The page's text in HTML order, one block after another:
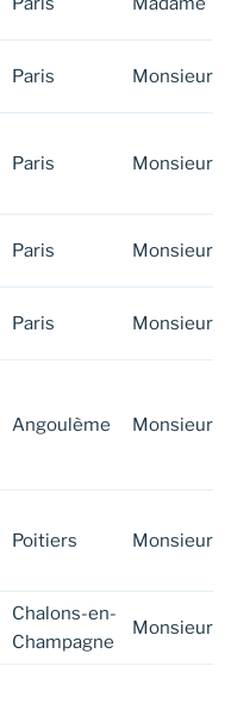
Paris Monsieur
Paris Monsieur
Paris Monsieur
Paris Monsieur
Angoulème Monsieur
Poitiers Monsieur
Chalons-en-
Champagne
Monsieur